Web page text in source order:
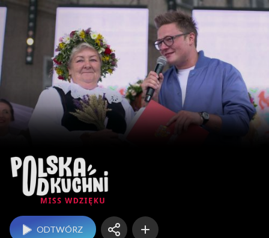
Polska od
ODTWÓRZ